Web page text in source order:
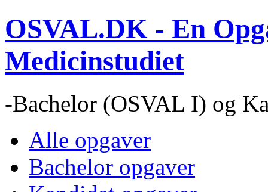
OSVAL.DK - En
Medicinstudiet
-Bachelor (OSVAL I) og
Alle opgaver
Bachelor opgaver